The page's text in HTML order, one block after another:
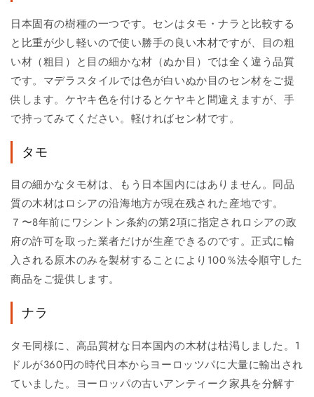
日本固有の樹種の一つです。センはタモ・ナラと比較する
と比重が少し軽いので使い勝手の良い木材ですが、目の粗
い材（粗目）と目の細かな材（ぬか目）では全く違う品質
です。マデラスタイルでは色が白いぬか目のセン材をご提
供します。ケヤキ色を付けるとケヤキと間違えますが、手
で持ってみてください。軽ければセン材です。
タモ
目の細かなタモ材は、もう日本国内にはありません。同品
質の木材はロシアの沿海地方が現在残された産地です。
７〜8年前にワシントン条約の第2項に指定されロシアの政
府の許可を取った業者だけが生産できるのです。正式に輸
入される原木のみを製材することにより100％法令順守した
商品をご提供します。
ナラ
タモ同様に、高品質材な日本国内の木材は枯渇しました。1
ドルが360円の時代日本からヨーロッツパに大量に輸出され
ていました。ヨーロッパの古いアンティーク家具を分解す